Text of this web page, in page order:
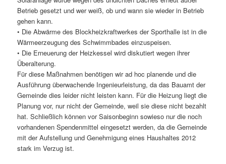
Betrieb gesetzt und wer weiß, ob und wann sie wieder in Betrieb
gehen kann.
• Die Abwärme des Blockheizkraftwerkes der Sporthalle ist in die
Wärmeerzeugung des Schwimmbades einzuspeisen.
• Die Erneuerung der Heizkessel wird diskutiert wegen ihrer
Überalterung.
Für diese Maßnahmen benötigen wir ad hoc planende und die
Ausführung überwachende Ingenieurleistung, da das Bauamt der
Gemeinde dies leider nicht leisten kann. Für die Heizung liegt die
Planung vor, nur nicht der Gemeinde, weil sie diese nicht bezahlt
hat. Schließlich können vor Saisonbeginn sowieso nur die noch
vorhandenen Spendenmittel eingesetzt werden, da die Gemeinde
mit der Aufstellung und Genehmigung eines Haushaltes 2012
stark im Verzug ist.